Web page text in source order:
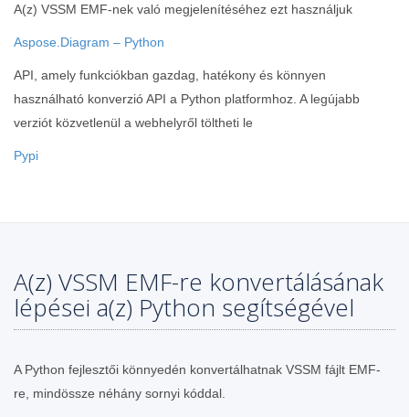
A(z) VSSM EMF-nek való megjelenítéséhez ezt használjuk
Aspose.Diagram – Python
API, amely funkciókban gazdag, hatékony és könnyen
használható konverzió API a Python platformhoz. A legújabb
verziót közvetlenül a webhelyről töltheti le
Pypi
A(z) VSSM EMF-re konvertálásának
lépései a(z) Python segítségével
A Python fejlesztői könnyedén konvertálhatnak VSSM fájlt EMF-
re, mindössze néhány sornyi kóddal.